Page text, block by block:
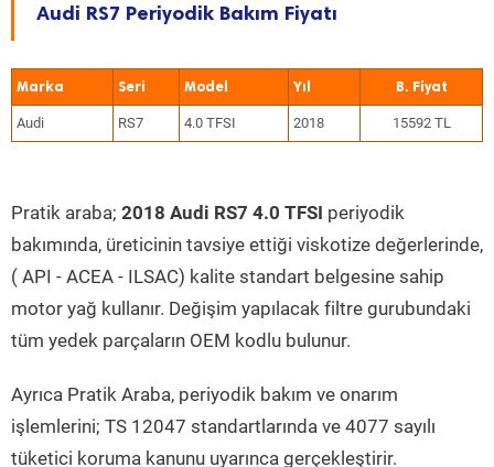
Audi RS7 Periyodik Bakım Fiyatı
Marka Seri Model Yıl
Audi RS7 4.0 TFSI 2018 15592 TL
Pratik araba; 2018 Audi RS7 4.0 TFSI periyodik
bakımında, üreticinin tavsiye ettiği viskotize değerlerinde,
( API - ACEA - ILSAC) kalite standart belgesine sahip
motor yağ kullanır. Değişim yapılacak filtre gurubundaki
tüm yedek parçaların OEM kodlu bulunur.
Ayrıca Pratik Araba, periyodik bakım ve onarım
işlemlerini; TS 12047 standartlarında ve 4077 sayılı
tüketici koruma kanunu uyarınca gerçekleştirir.